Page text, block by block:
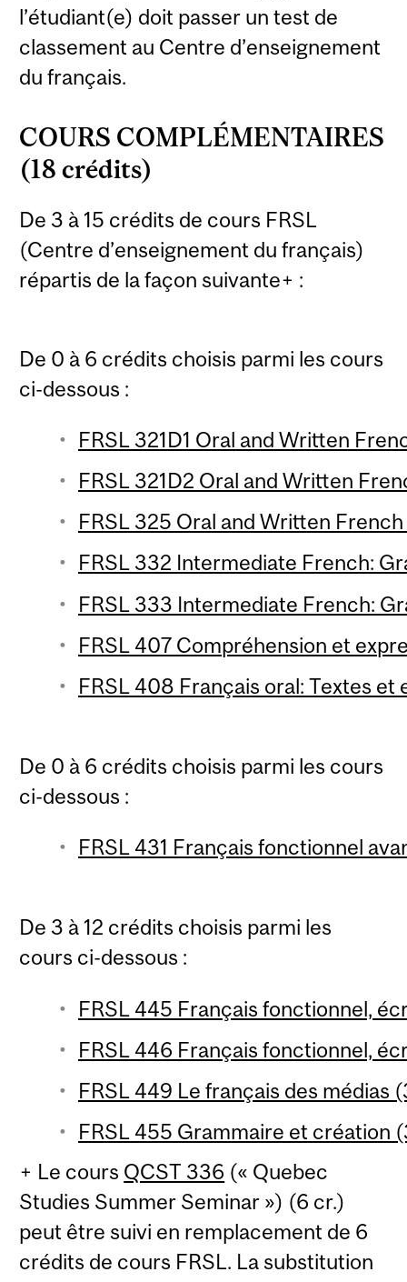
l’étudiant(e) doit passer un test de
classement au Centre d’enseignement
du français.
COURS COMPLÉMENTAIRES
(18 crédits)
De 3 à 15 crédits de cours FRSL
(Centre d’enseignement du français)
répartis de la façon suivante+ :
De 0 à 6 crédits choisis parmi les cours
ci-dessous :
FRSL 321D1 Oral and Written
FRSL 321D2 Oral and Written
FRSL 325 Oral and Written
FRSL 332 Intermediate French:
FRSL 333 Intermediate French:
FRSL 407 Compréhension et
FRSL 408 Français oral: Textes
De 0 à 6 crédits choisis parmi les cours
ci-dessous :
FRSL 431 Français fonctionnel
De 3 à 12 crédits choisis parmi les
cours ci-dessous :
FRSL 445 Français fonctionnel,
FRSL 446 Français fonctionnel,
FRSL 449 Le français des médias
FRSL 455 Grammaire et création
+ Le cours QCST 336 (« Quebec
Studies Summer Seminar ») (6 cr.)
peut être suivi en remplacement de 6
crédits de cours FRSL. La substitution